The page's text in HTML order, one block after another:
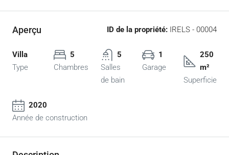
Aperçu ID de la propriété: IRELS - 00004
Villa
Type
5
Chambres
5
Salles
de bain
1
Garage
250
m²
Superficie
2020
Année de construction